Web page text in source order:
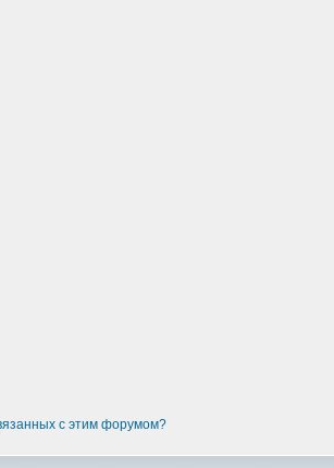
с этим форумом?